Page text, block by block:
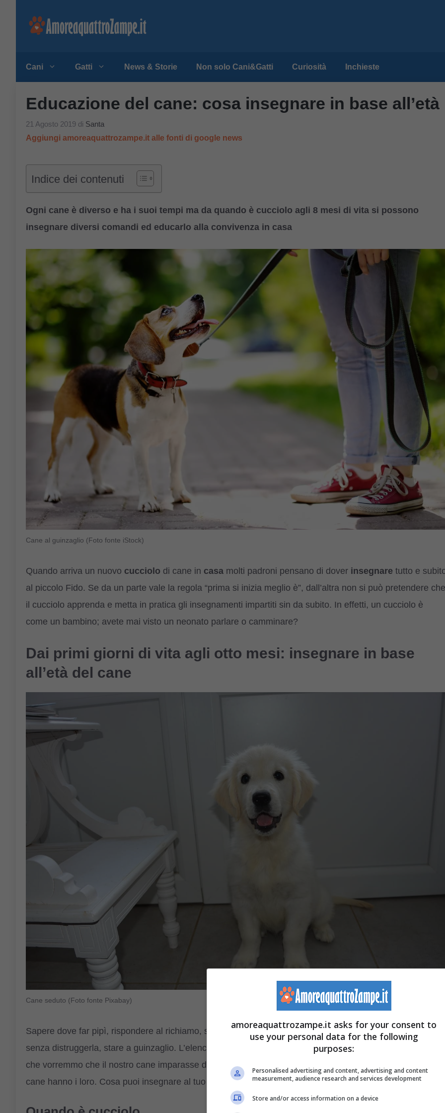
Cani Gatti News & Storie Non solo Cani&Gatti Curiosità Inchieste
Educazione del cane: cosa insegnare in base all’età
21 Agosto 2019 di Santa
Aggiungi amoreaquattrozampe.it alle fonti di google news
Indice dei contenuti
Ogni cane è diverso e ha i suoi tempi ma da quando è cucciolo agli 8 mesi di vita si possono
insegnare diversi comandi ed educarlo alla convivenza in casa
Cane al guinzaglio (Foto fonte iStock)
Quando arriva un nuovo cucciolo di cane in casa molti padroni pensano di dover insegnare tutto e
al piccolo Fido. Se da un parte vale la regola “prima si inizia meglio è”, dall’altra non si può pretendere che
il cucciolo apprenda e metta in pratica gli insegnamenti impartiti sin da subito. In effetti, un cucciolo è
come un bambino; avete mai visto un neonato parlare o camminare?
Dai primi giorni di vita agli otto mesi: insegnare in base
all’età del cane
Cane seduto (Foto fonte Pixabay)
Sapere dove far pipì, rispondere al richiamo, stare seduto, dare la zampa, riuscire a stare solo in casa
senza distruggerla, stare a guinzaglio. L’elenco potrebbe continuare per un po’: sono tutti
che vorremmo che il nostro cane imparasse da subito, ma ogni
cane hanno i loro. Cosa puoi insegnare al tuo cane in base all’età?
amoreaquattrozampe.it asks for your consent to
use your personal data for the following
purposes:
Personalised advertising and content, advertising and content
measurement, audience research and services development
Store and/or access information on a device